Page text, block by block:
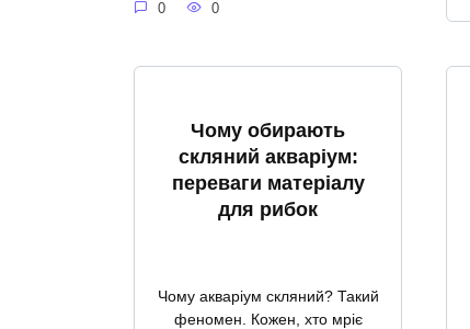
0 0
Чому обирають
скляний акваріум:
переваги матеріалу
для рибок
Чому акваріум скляний? Такий
феномен. Кожен, хто мріє